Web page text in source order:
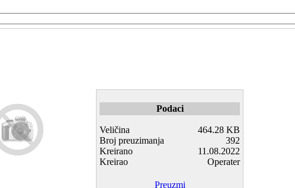
Podaci
Veličina
464.28 KB
Broj preuzimanja
392
Kreirano
11.08.2022
Kreirao
Operater
Preuzmi